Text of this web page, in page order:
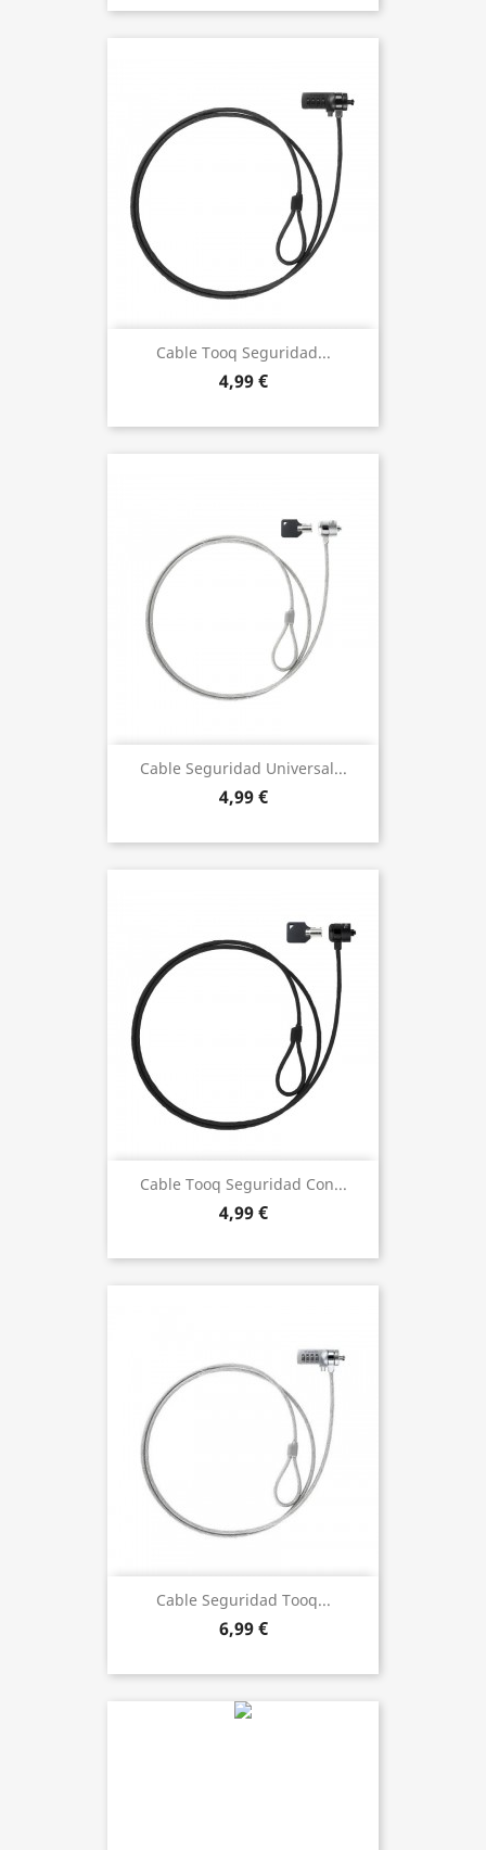
Cable Tooq Seguridad...
4,99 €
Cable Seguridad Universal...
4,99 €
Cable Tooq Seguridad Con...
4,99 €
Cable Seguridad Tooq...
6,99 €